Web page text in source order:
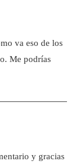
va eso de los
Me podrías
y gracias